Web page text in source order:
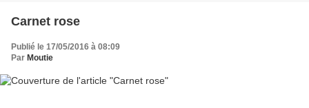
Carnet rose
Publié le 17/05/2016 à 08:09
Par Moutie